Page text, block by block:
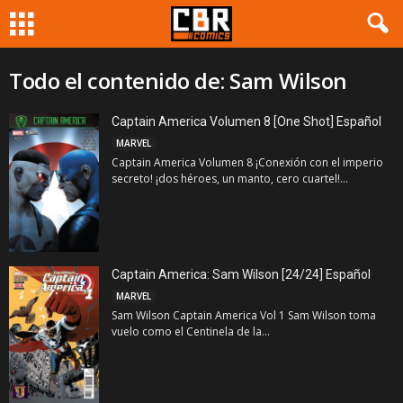
Todo el contenido de: Sam Wilson
Captain America Volumen 8 [One Shot] Español
MARVEL
Captain America Volumen 8 ¡Conexión con el imperio
secreto! ¡dos héroes, un manto, cero cuartel!...
Captain America: Sam Wilson [24/24] Español
MARVEL
Sam Wilson Captain America Vol 1 Sam Wilson toma
vuelo como el Centinela de la...